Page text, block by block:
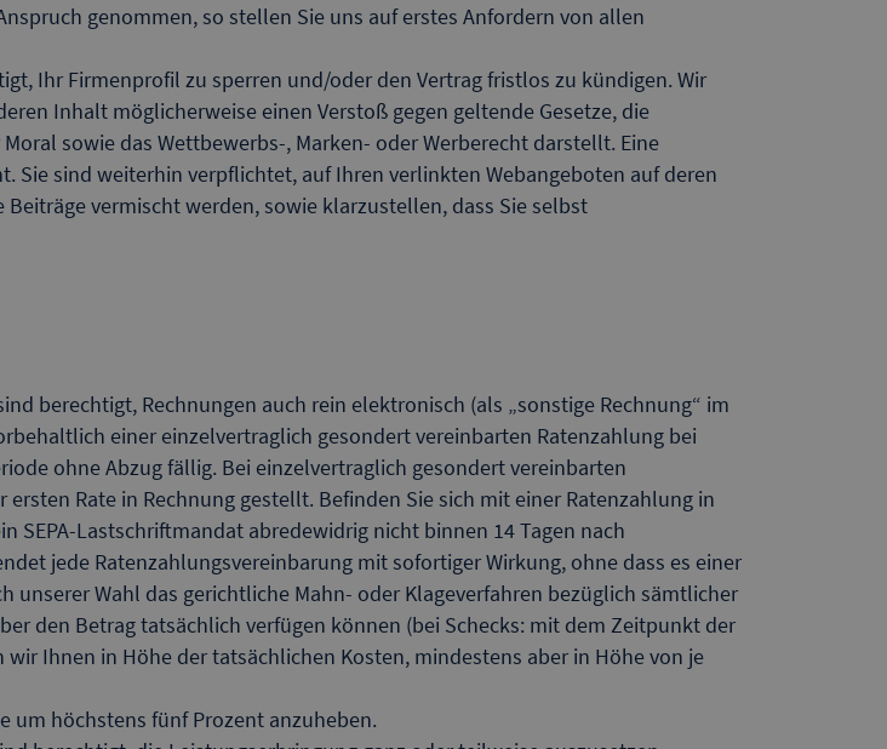
genommen, so stellen Sie uns auf erstes Anfordern von allen
Ihr Firmenprofil zu sperren und/oder den Vertrag fristlos zu kündigen. Wir
Inhalt möglicherweise einen Verstoß gegen geltende Gesetze, die
sowie das Wettbewerbs-, Marken- oder Werberecht darstellt. Eine
sind weiterhin verpflichtet, auf Ihren verlinkten Webangeboten auf deren
vermischt werden, sowie klarzustellen, dass Sie selbst
berechtigt, Rechnungen auch rein elektronisch (als „sonstige Rechnung“ im
einer einzelvertraglich gesondert vereinbarten Ratenzahlung bei
ohne Abzug fällig. Bei einzelvertraglich gesondert vereinbarten
Rate in Rechnung gestellt. Befinden Sie sich mit einer Ratenzahlung in
SEPA-Lastschriftmandat abredewidrig nicht binnen 14 Tagen nach
jede Ratenzahlungsvereinbarung mit sofortiger Wirkung, ohne dass es einer
Wahl das gerichtliche Mahn- oder Klageverfahren bezüglich sämtlicher
den Betrag tatsächlich verfügen können (bei Schecks: mit dem Zeitpunkt der
Ihnen in Höhe der tatsächlichen Kosten, mindestens aber in Höhe von je
um höchstens fünf Prozent anzuheben.